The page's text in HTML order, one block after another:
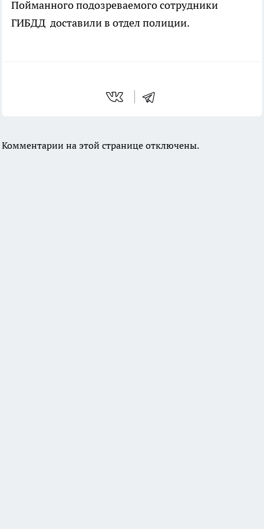
Пойманного подозреваемого сотрудники
ГИБДД доставили в отдел полиции.
Комментарии на этой странице отключены.